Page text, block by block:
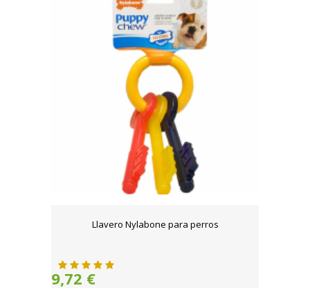
Llavero Nylabone para perros
9,72 €